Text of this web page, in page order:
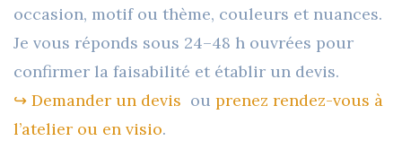
occasion, motif ou thème, couleurs et nuances.
Je vous réponds sous 24–48 h ouvrées pour
confirmer la faisabilité et établir un devis.
↪︎ Demander un devis ou prenez rendez-vous à
l’atelier ou en visio.